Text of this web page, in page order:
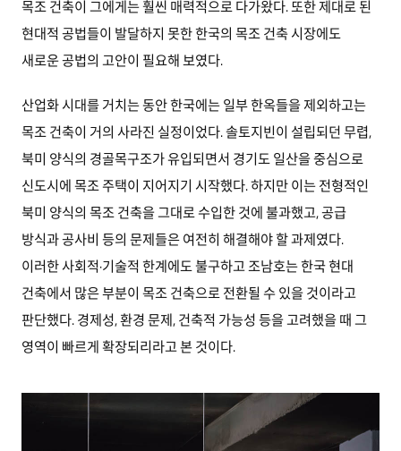
목조 건축이 그에게는 훨씬 매력적으로 다가왔다. 또한 제대로 된
현대적 공법들이 발달하지 못한 한국의 목조 건축 시장에도
새로운 공법의 고안이 필요해 보였다.
산업화 시대를 거치는 동안 한국에는 일부 한옥들을 제외하고는
목조 건축이 거의 사라진 실정이었다. 솔토지빈이 설립되던 무렵,
북미 양식의 경골목구조가 유입되면서 경기도 일산을 중심으로
신도시에 목조 주택이 지어지기 시작했다. 하지만 이는 전형적인
북미 양식의 목조 건축을 그대로 수입한 것에 불과했고, 공급
방식과 공사비 등의 문제들은 여전히 해결해야 할 과제였다.
이러한 사회적·기술적 한계에도 불구하고 조남호는 한국 현대
건축에서 많은 부분이 목조 건축으로 전환될 수 있을 것이라고
판단했다. 경제성, 환경 문제, 건축적 가능성 등을 고려했을 때 그
영역이 빠르게 확장되리라고 본 것이다.